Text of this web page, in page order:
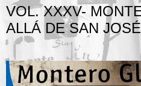
VOL. XXXV-
ALLÁ DE SAN